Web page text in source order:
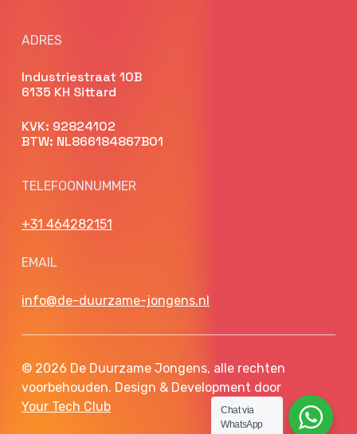
ADRES
Industriestraat 10B
6135 KH Sittard
KVK: 92824102
BTW: NL866184867B01
TELEFOONNUMMER
+31 464282151
EMAIL
info@de-duurzame-jongens.nl
© 2026 De Duurzame Jongens, alle rechten
voorbehouden. Design & Development door
Your Tech Club
Chat via
WhatsApp